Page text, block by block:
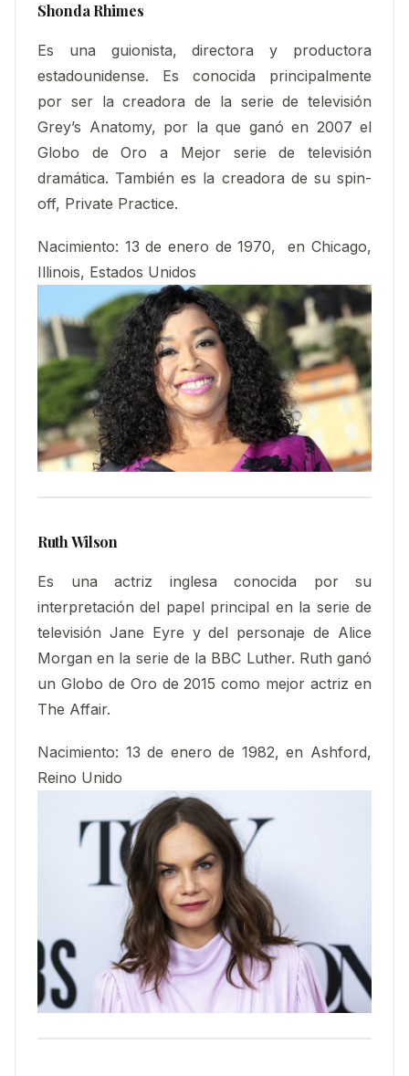
Shonda Rhimes
Es una guionista, directora y productora
estadounidense. Es conocida principalmente
por ser la creadora de la serie de televisión
Grey’s Anatomy, por la que ganó en 2007 el
Globo de Oro a Mejor serie de televisión
dramática. También es la creadora de su spin-
off, Private Practice.
Nacimiento: 13 de enero de 1970, en Chicago,
Illinois, Estados Unidos
Ruth Wilson
Es una actriz inglesa conocida por su
interpretación del papel principal en la serie de
televisión Jane Eyre y del personaje de Alice
Morgan en la serie de la BBC Luther. Ruth ganó
un Globo de Oro de 2015 como mejor actriz en
The Affair.
Nacimiento: 13 de enero de 1982, en Ashford,
Reino Unido